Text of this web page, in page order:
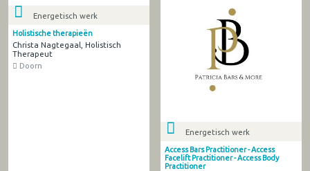
Energetisch werk
Holistische therapieën
Christa Nagtegaal, Holistisch
Therapeut
Doorn
Energetisch werk
Access Bars Practitioner - Access
Facelift Practitioner - Access Body
Practitioner